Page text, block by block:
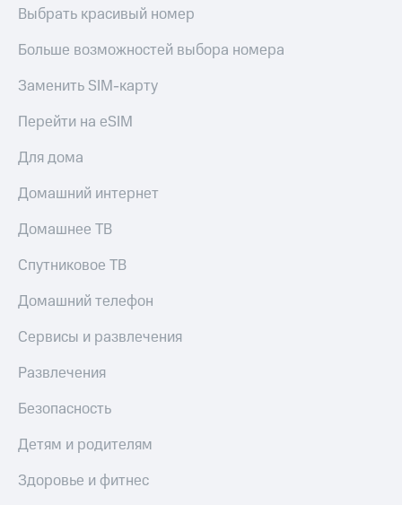
Выбрать красивый номер
Больше возможностей выбора номера
Заменить SIM-карту
Перейти на eSIM
Для дома
Домашний интернет
Домашнее ТВ
Спутниковое ТВ
Домашний телефон
Сервисы и развлечения
Развлечения
Безопасность
Детям и родителям
Здоровье и фитнес